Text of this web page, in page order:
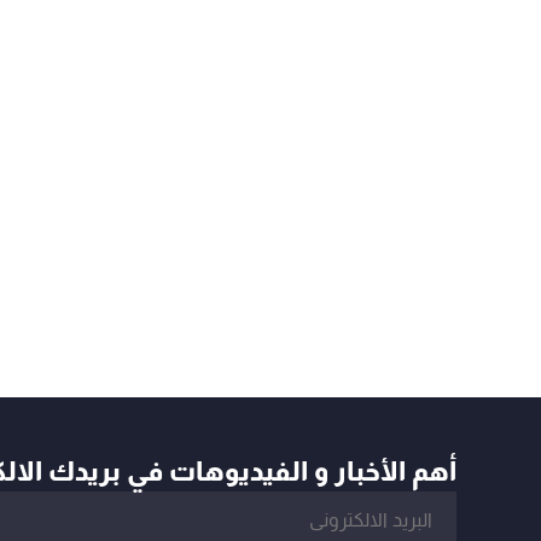
أهم الأخبار و الفيديوهات في بريدك